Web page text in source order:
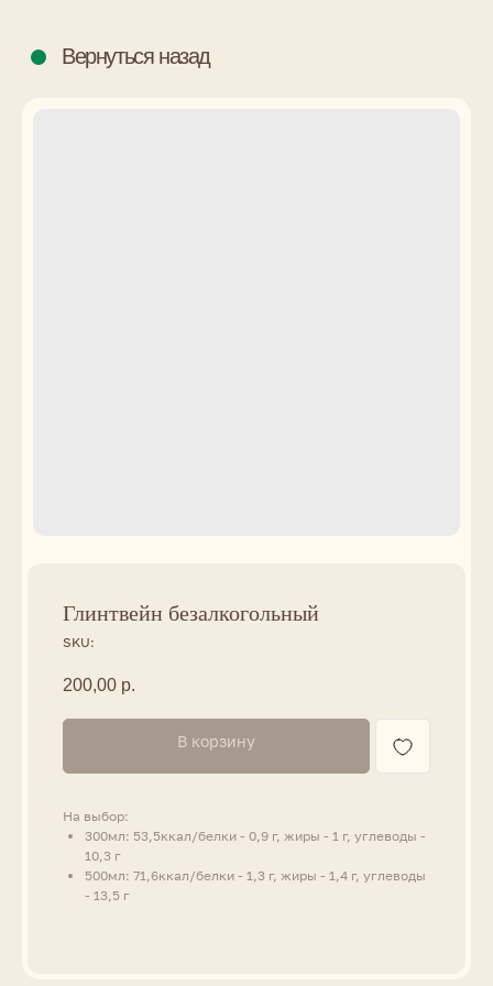
Глинтвейн безалкогольный
SKU:
200,00 р.
В корзину
На выбор:
300мл: 53,5ккал/белки - 0,9 г, жиры - 1 г, углеводы -
10,3 г
500мл: 71,6ккал/белки - 1,3 г, жиры - 1,4 г, углеводы
- 13,5 г